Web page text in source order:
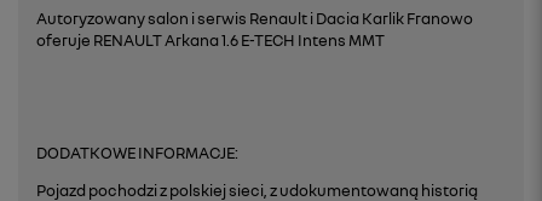
Autoryzowany salon i serwis Renault i Dacia Karlik Franowo
oferuje RENAULT Arkana 1.6 E-TECH Intens MMT
DODATKOWE INFORMACJE:
Pojazd pochodzi z polskiej sieci, z udokumentowaną historią